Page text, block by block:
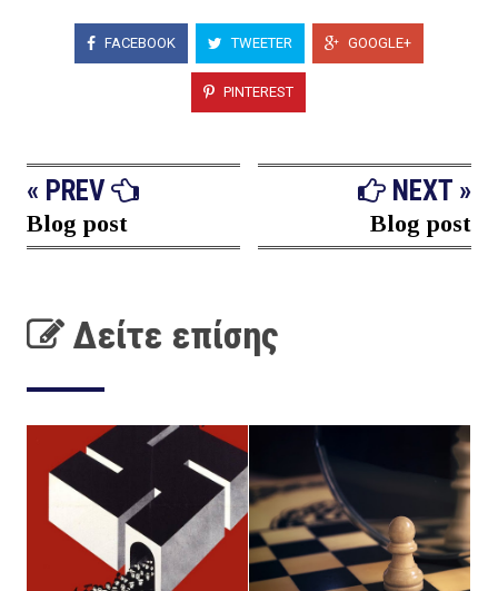
FACEBOOK TWEETER GOOGLE+
PINTEREST
« PREV
Blog post
NEXT »
Blog post
Δείτε επίσης